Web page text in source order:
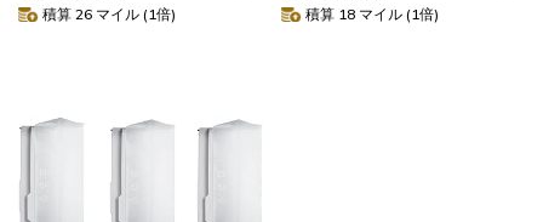
積算 26 マイル (1倍) 積算 18 マイル (1倍)